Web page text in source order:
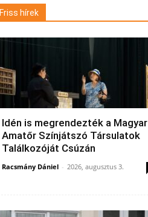
Friss hírek
Idén is megrendezték a Magyar
Amatőr Színjátszó Társulatok
Találkozóját Csúzán
Racsmány Dániel - 2026, augusztus 3.